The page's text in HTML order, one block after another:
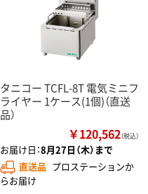
タニコー TCFL-8T 電気ミニフ
ライヤー 1ケース(1個)（直送
品）
￥120,562（税込）
お届け日：8月27日（木）まで
直送品 プロステーションか
らお届け